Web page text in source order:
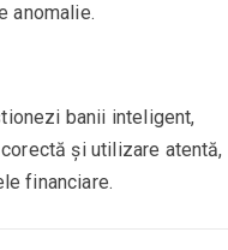
anomalie.
banii inteligent,
și utilizare atentă,
financiare.